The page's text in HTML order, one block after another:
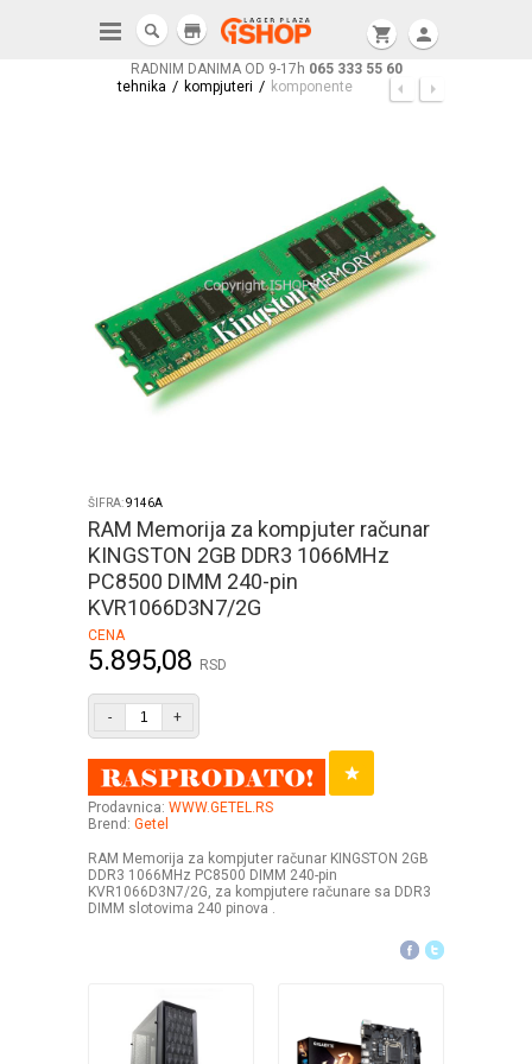
RADNIM DANIMA OD 9-17h 065 333 55 60
shopping_cart person
store
tehnika / kompjuteri / komponente
ŠIFRA:9146A
RAM Memorija za kompjuter računar
KINGSTON 2GB DDR3 1066MHz
PC8500 DIMM 240-pin
KVR1066D3N7/2G
CENA
5.895,08 RSD
- +
Prodavnica: WWW.GETEL.RS
Brend: Getel
RAM Memorija za kompjuter računar KINGSTON 2GB
DDR3 1066MHz PC8500 DIMM 240-pin
KVR1066D3N7/2G, za kompjutere računare sa DDR3
DIMM slotovima 240 pinova .